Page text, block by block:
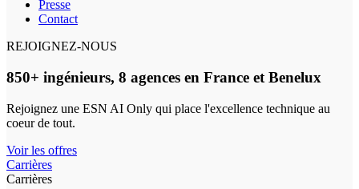
Presse
Contact
REJOIGNEZ-NOUS
850+ ingénieurs, 8 agences en France et Benelux
Rejoignez une ESN AI Only qui place l'excellence technique au
coeur de tout.
Voir les offres
Carrières
Carrières